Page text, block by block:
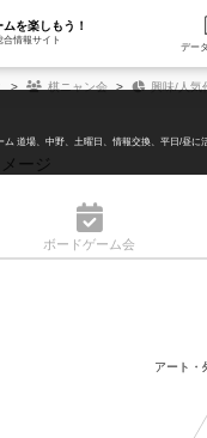
を楽しもう！
情報サイト
棋ニャン会 興味/人気
ム 道場 中野 土曜日 情報交換 平日/昼に
ボードゲーム会